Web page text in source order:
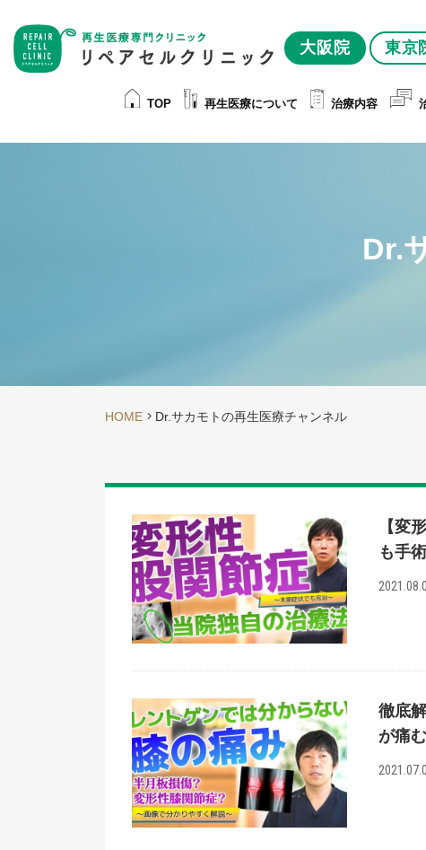
大阪院 東京
TOP 再生医療について 治療内容
Dr.
HOME Dr.サカモトの再生医療チャンネル
【変
も手
徹底
が痛